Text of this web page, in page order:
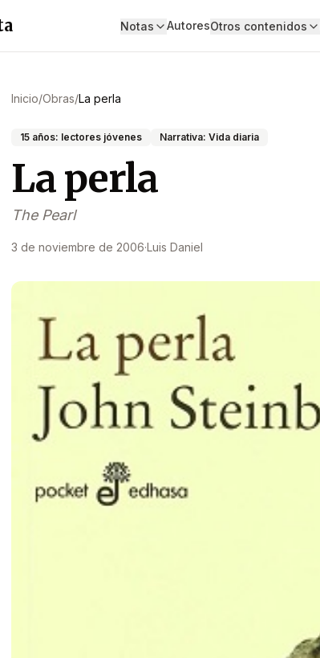
Notas AutoresOtros contenidos
Inicio/Obras/La perla
15 años: lectores jóvenes Narrativa: Vida diaria
La perla
The Pearl
3 de noviembre de 2006·Luis Daniel